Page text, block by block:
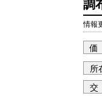
調
情報
所